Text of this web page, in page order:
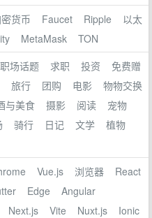
货币 Faucet Ripple
以太
MetaMask TON
职场话题 求职 投资
免费赠
旅行 团购 电影
物物交换
与美食 摄影 阅读
宠物
骑行 日记 文学
植物
Vue.js 浏览器
React
Edge
Angular
Next.js Vite Nuxt.js Ionic